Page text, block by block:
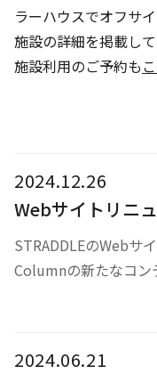
ラーハウスでオフサ
施設の詳細を掲載して
施設利用のご予約も
2024.12.26
Webサイトリニ
STRADDLEのWebサ
Columnの新たなコン
2024.06.21